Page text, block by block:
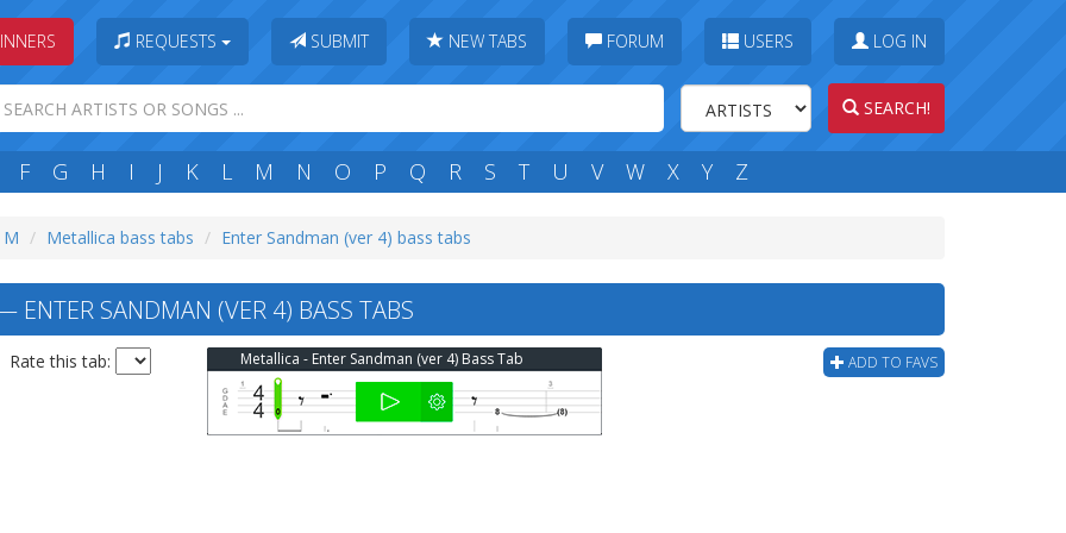
REQUESTS SUBMIT NEW TABS FORUM USERS LOG IN
SEARCH!
F G H I J K L M N O P Q R S T U V W X Y Z
Metallica bass tabs Enter Sandman (ver 4) bass tabs
ENTER SANDMAN (VER 4) BASS TABS
Rate this tab: ADD TO FAVS
Metallica - Enter Sandman (ver 4) Bass Tab